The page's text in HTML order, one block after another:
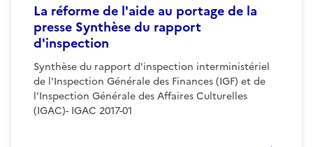
La réforme de l'aide au portage de la
presse Synthèse du rapport
d'inspection
Synthèse du rapport d'inspection interministériel
de l'Inspection Générale des Finances (IGF) et de
l'Inspection Générale des Affaires Culturelles
(IGAC)- IGAC 2017-01